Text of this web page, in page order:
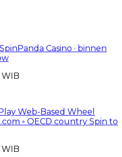
Casino · binnen
WIB
Web-Based Wheel
◦ OECD country Spin to
WIB